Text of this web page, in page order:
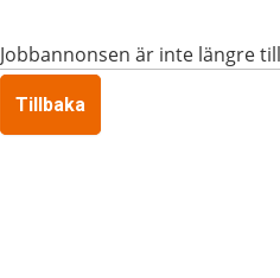
Jobbannonsen är inte längre
Tillbaka